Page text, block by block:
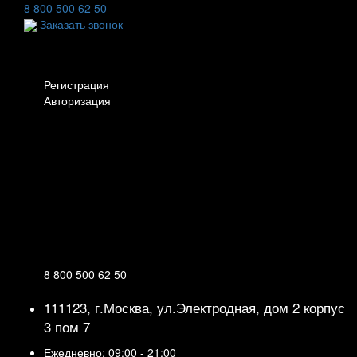
8 800 500 62 50
Заказать звонок
Регистрация
Авторизация
8 800 500 62 50
111123, г.Москва, ул.Электродная, дом 2 корпус
3 пом 7
Ежедневно: 09:00 - 21:00